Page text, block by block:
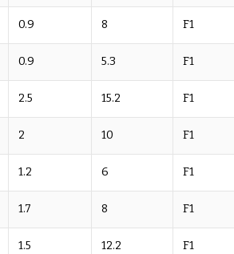
0.9 8 F1
0.9 5.3 F1
2.5 15.2 F1
2 10 F1
1.2 6 F1
1.7 8 F1
1.5 12.2 F1